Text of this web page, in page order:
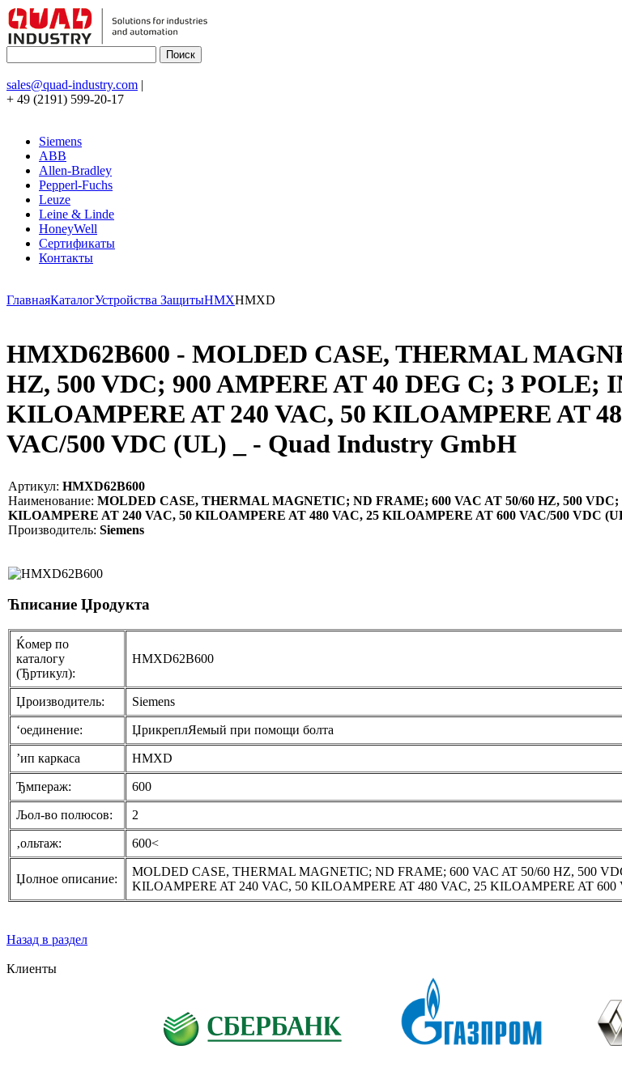
sales@quad-industry.com |
+ 49 (2191) 599-20-17
Siemens
ABB
Allen-Bradley
Pepperl-Fuchs
Leuze
Leine & Linde
HoneyWell
Сертификаты
Контакты
ГлавнаяКаталогУстройства ЗащитыHMXHMXD
HMXD62B600 - MOLDED CASE, THERMAL
HZ, 500 VDC; 900 AMPERE AT 40 DEG C; 3 POLE;
KILOAMPERE AT 240 VAC, 50 KILOAMPERE AT
VAC/500 VDC (UL) _ - Quad Industry GmbH
Артикул: HMXD62B600
Наименование: MOLDED CASE, THERMAL MAGNETIC; ND FRAME; 600 VAC AT 50/60 HZ, 500
KILOAMPERE AT 240 VAC, 50 KILOAMPERE AT 480 VAC, 25 KILOAMPERE AT 600 VAC/500 VDC
Производитель: Siemens
Ћписание Џродукта
Ќомер по
каталогу
(Ђртикул):
HMXD62B600
Џроизводитель: Siemens
‘оединение: ЏрикреплЯемый при помощи болта
’ип каркаса HMXD
Ђмпераж: 600
Љол-во полюсов: 2
‚ольтаж: 600<
Џолное описание:
MOLDED CASE, THERMAL MAGNETIC; ND FRAME; 600 VAC AT 50/60 HZ, 500
KILOAMPERE AT 240 VAC, 50 KILOAMPERE AT 480 VAC, 25 KILOAMPERE AT
Назад в раздел
Клиенты